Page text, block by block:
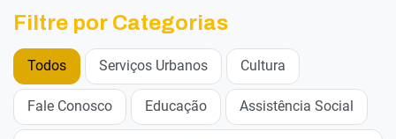
Filtre por Categorias
Todos Serviços Urbanos Cultura
Fale Conosco Educação Assistência Social